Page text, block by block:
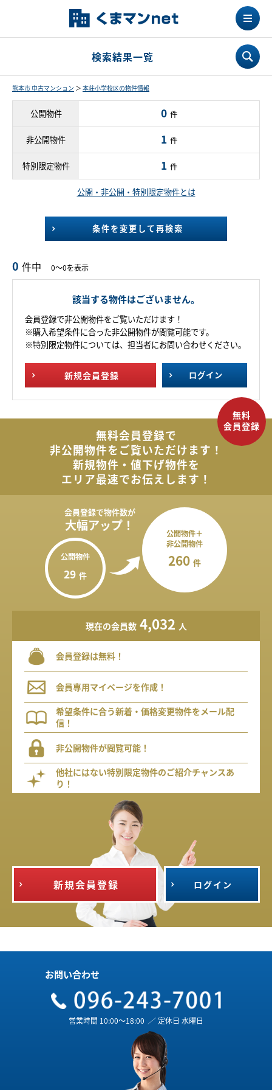
検索結果一覧
熊本市 中古マンション ＞ 本荘小学校区の物件情報
公開物件 0 件
非公開物件 1 件
特別限定物件 1 件
公開・非公開・特別限定物件とは
条件を変更して再検索
0 件中 0～0を表示
該当する物件はございません。
会員登録で非公開物件をご覧いただけます！
※購入希望条件に合った非公開物件が閲覧可能です。
※特別限定物件については、担当者にお問い合わせください。
新規会員登録 ログイン
無料会員登録で
非公開物件をご覧いただけます！
新規物件・値下げ物件を
エリア最速でお伝えします！
会員登録で物件数が
大幅アップ！
公開物件
29 件
公開物件＋
非公開物件
260 件
現在の会員数 4,032 人
会員登録は無料！
会員専用マイページを作成！
希望条件に合う新着・価格変更物件をメール配
信！
非公開物件が閲覧可能！
他社にはない特別限定物件のご紹介チャンスあ
り！
新規会員登録 ログイン
お問い合わせ
営業時間 10:00～18:00 ／ 定休日 水曜日